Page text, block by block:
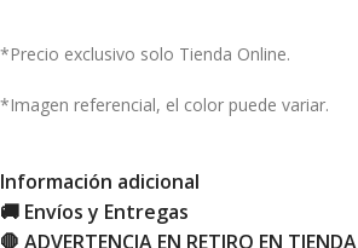
*Precio exclusivo solo Tienda Online.
*Imagen referencial, el color puede variar.
Información adicional
🚚 Envíos y Entregas
🛑 ADVERTENCIA EN RETIRO EN TIENDA